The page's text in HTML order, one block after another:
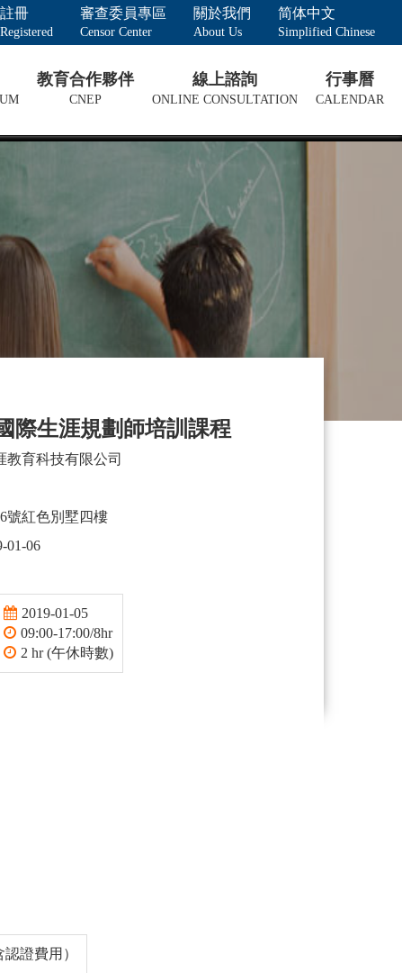
註冊
Registered
審查委員專區
Censor Center
關於我們
About Us
简体中文
Simplified Chinese
教育合作夥伴
CNEP
線上諮詢
ONLINE CONSULTATION
行事曆
CALENDAR
際生涯規劃師培訓課程
教育科技有限公司
號紅色別墅四樓
01-06
2019-01-05
09:00-17:00/8hr
2 hr (午休時數)
證費用）